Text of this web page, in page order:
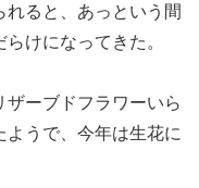
れると、あっという間
けになってきた。
ーブドフラワーいら
ようで、今年は生花に